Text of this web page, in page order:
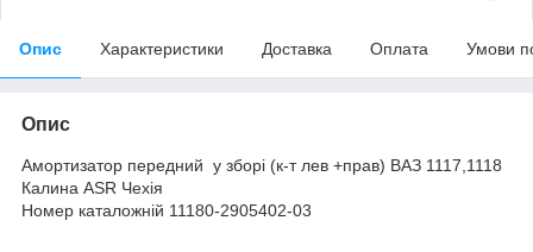
Опис Характеристики Доставка Оплата Умови
Опис
Амортизатор передний у зборі (к-т лев +прав) ВАЗ 1117,1118
Калина ASR Чехія
Номер каталожній 11180-2905402-03